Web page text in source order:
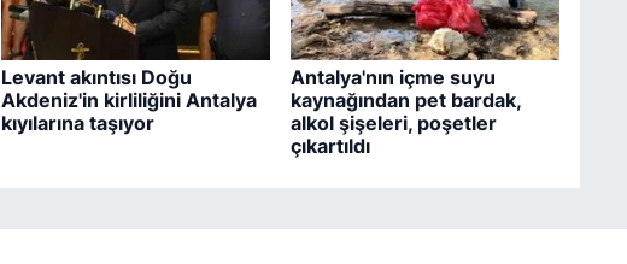
Levant akıntısı Doğu
Akdeniz'in kirliliğini Antalya
kıyılarına taşıyor
Antalya'nın içme suyu
kaynağından pet bardak,
alkol şişeleri, poşetler
çıkartıldı